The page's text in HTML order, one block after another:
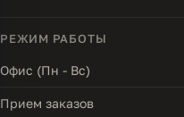
РЕЖИМ РАБОТЫ
Офис (Пн - Вс)
Прием заказов